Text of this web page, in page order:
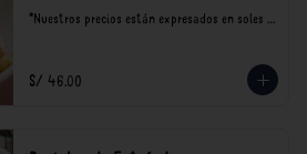
*Nuestros precios están expresados en soles e
S/ 46.00